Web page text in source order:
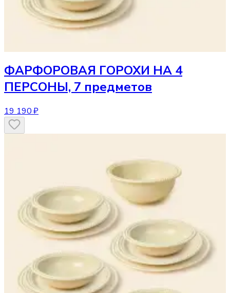
ФАРФОРОВАЯ ГОРОХИ НА 4
ПЕРСОНЫ, 7 предметов
19 190 ₽